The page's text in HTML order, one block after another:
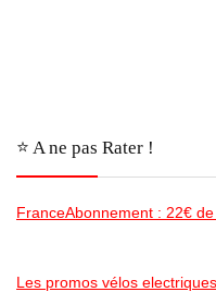
⭐️ A ne pas Rater !
FranceAbonnement : 22€
Les promos vélos